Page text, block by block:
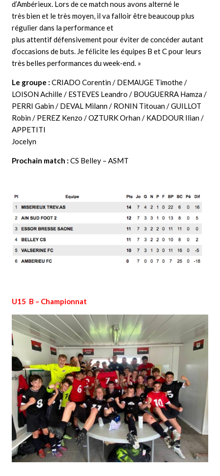
d’Ambérieux. Lors de ce match nous avons alterné le
très bien et le très moyen, il va falloir être beaucoup plus
régulier dans la performance et
plus attentif défensivement pour éviter de concéder autant
d’occasions de buts. Je félicite les équipes B et C pour leurs
très belles performances du week-end. »
Le groupe : CRIADO Corentin / DEMAUGE Timothe /
LOISON Achille / ESTEVES Leandro / BOUGUERRA Hamza /
PERRI Gabin / DEVAL Milann / RONIN Titouan / GUILLOT
Robin / PEREZ Kenzo / OZTURK Orhan / KADDOUR Ilian /
APPETITI
Jocelyn
Prochain match : CS Belley – ASMT
U15 B – Championnat